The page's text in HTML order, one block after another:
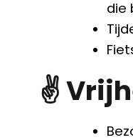
die
✌️